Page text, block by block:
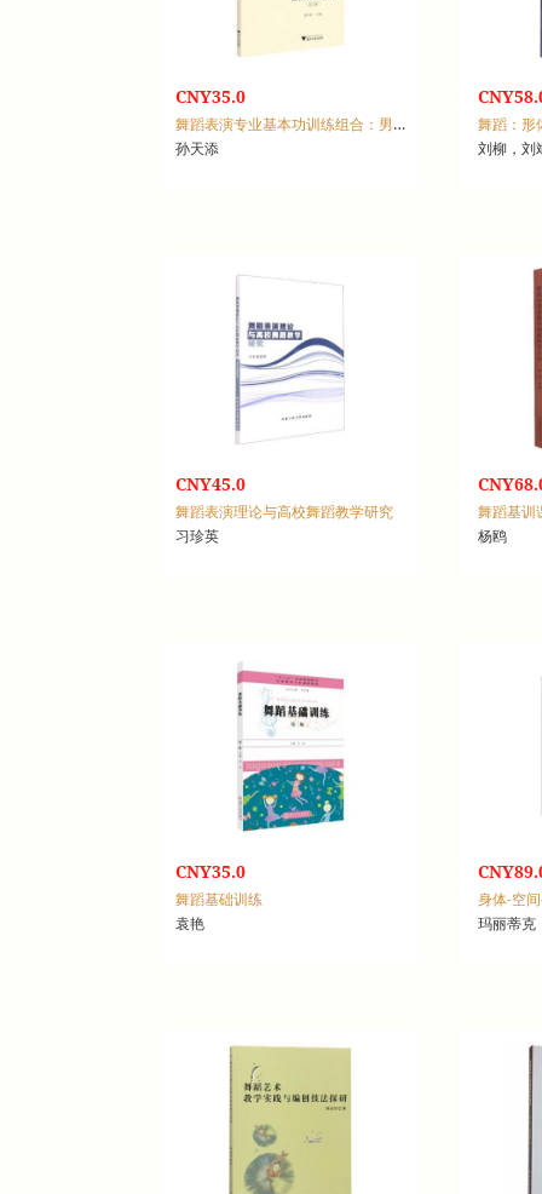
CNY35.0
舞蹈表演专业基本功训练组合：男班
孙天添
舞蹈：形
刘柳，刘
CNY45.0
舞蹈表演理论与高校舞蹈教学研究
习珍英
舞蹈基训
杨鸥
CNY35.0
舞蹈基础训练
袁艳
玛丽蒂克